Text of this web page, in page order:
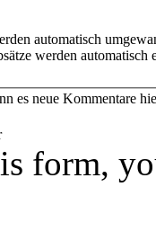
automatisch
werden automatisch
es neue Kommentare
form,